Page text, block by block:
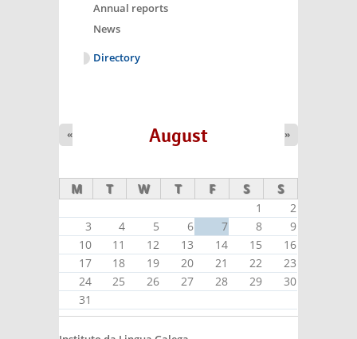
Annual reports
News
Directory
August
« »
M T W T F S S
1
2
3
4 5 6 7 8
9
10
11 12 13 14 15
16
17
18 19 20 21 22
23
24
25 26 27 28 29
30
31